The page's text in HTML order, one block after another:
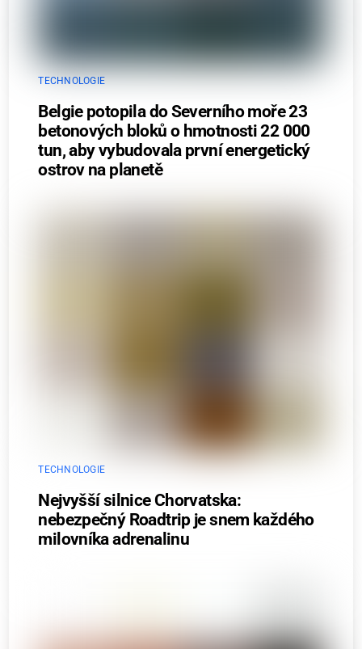
TECHNOLOGIE
Belgie potopila do Severního moře 23
betonových bloků o hmotnosti 22 000
tun, aby vybudovala první energetický
ostrov na planetě
TECHNOLOGIE
Nejvyšší silnice Chorvatska:
nebezpečný Roadtrip je snem každého
milovníka adrenalinu